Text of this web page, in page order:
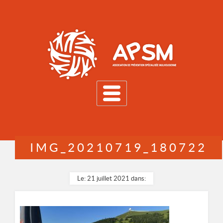
IMG_20210719_180722
Le: 21 juillet 2021 dans: